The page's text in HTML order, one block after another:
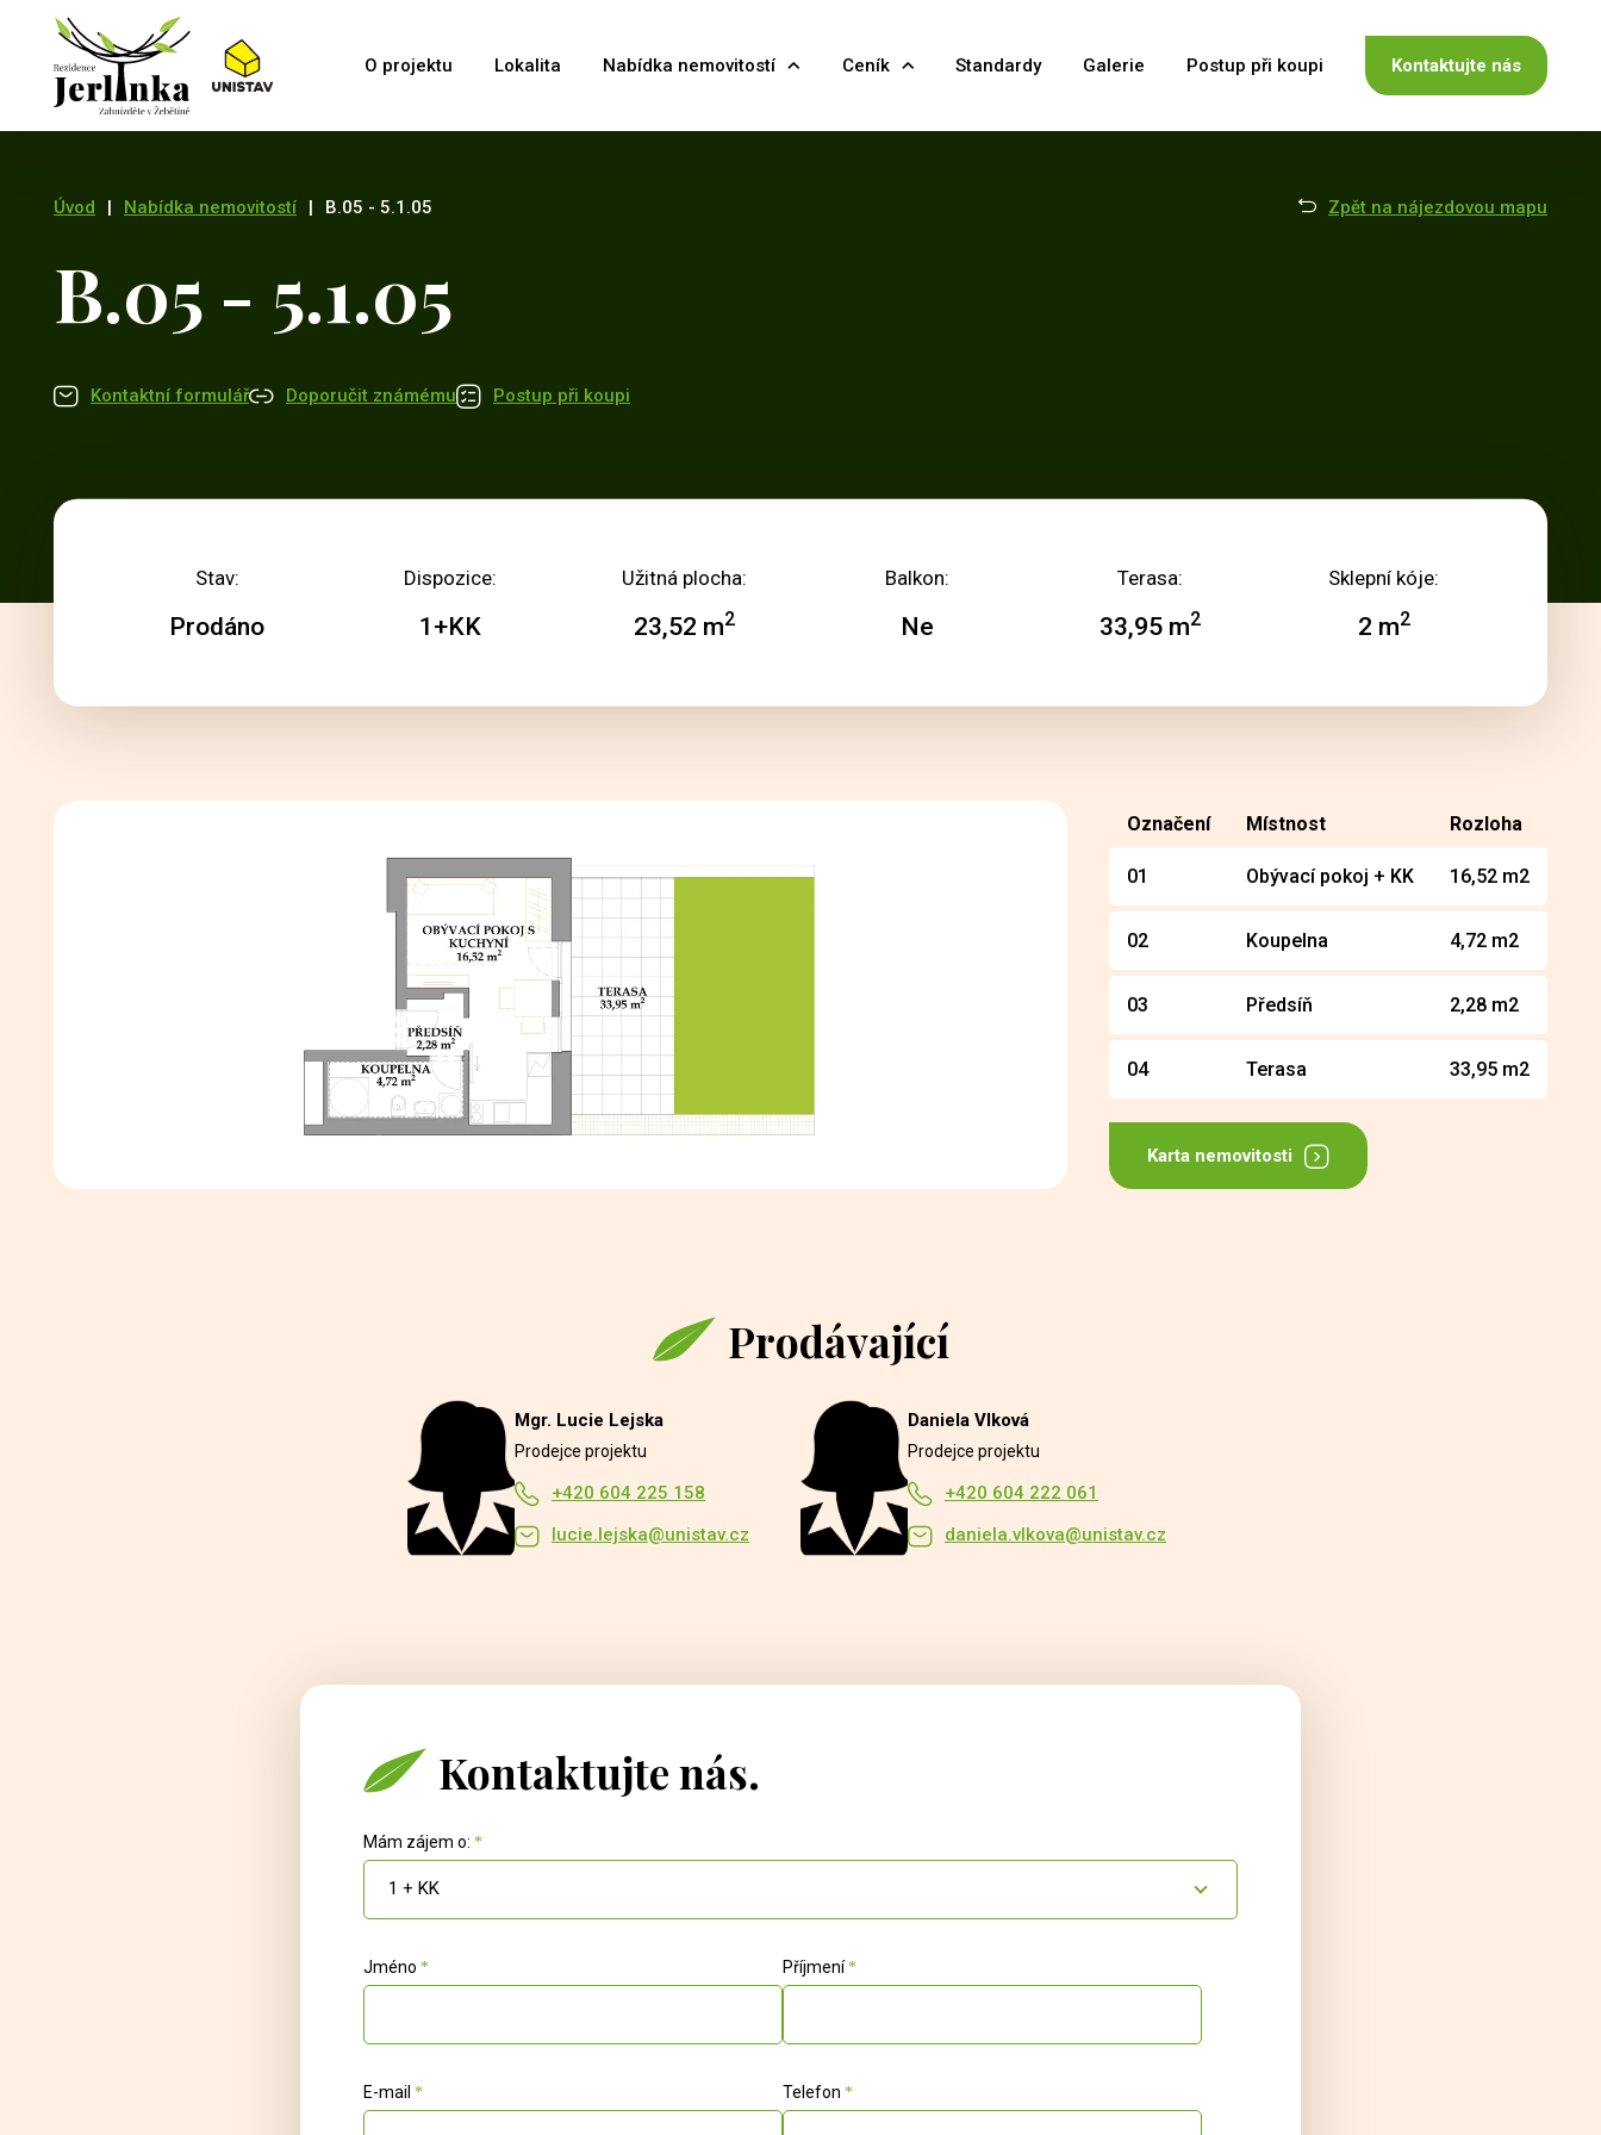
O projektu Lokalita Nabídka nemovitostí Ceník Standardy Galerie Postup při koupi Kontaktujte nás
Úvod | Nabídka nemovitostí | B.05 - 5.1.05 Zpět na nájezdovou mapu
B.05 - 5.1.05
Kontaktní formulář Doporučit známému Postup při koupi
Stav:
Prodáno
Dispozice:
1+KK
Užitná plocha:
23,52 m2
Balkon:
Ne
Terasa:
33,95 m2
Sklepní kóje:
2 m2
Označení Místnost Rozloha
01 Obývací pokoj + KK 16,52 m2
02 Koupelna 4,72 m2
03 Předsíň 2,28 m2
04 Terasa 33,95 m2
Karta nemovitosti
Prodávající
Mgr. Lucie Lejska
Prodejce projektu
+420 604 225 158
lucie.lejska@unistav.cz
Daniela Vlková
Prodejce projektu
+420 604 222 061
daniela.vlkova@unistav.cz
Kontaktujte nás.
Mám zájem o:
1 + KK
Jméno Příjmení
E-mail Telefon